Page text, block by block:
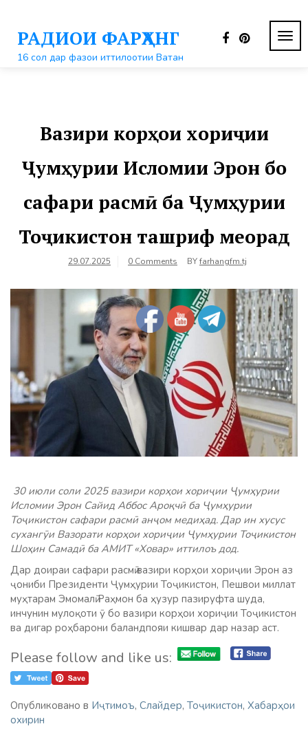
контентуРАДИОИ ФАРҲАНГ
16 сол дар фазои иттилоотии Ватан
Вазири корҳои хориҷии
Ҷумҳурии Исломии Эрон бо
сафари расмӣ ба Ҷумҳурии
Тоҷикистон ташриф меорад
29.07.2025 0 Comments BYfarhangfm.tj
30 июли соли 2025 вазири корҳои хориҷии Ҷумҳурии
Исломии Эрон Сайид Аббос Ароқчӣ ба Ҷумҳурии
Тоҷикистон сафари расмӣ анҷом медиҳад. Дар ин хусус
сухангӯи Вазорати корҳои хориҷии Ҷумҳурии Тоҷикистон
Шоҳин Самадӣ ба АМИТ «Ховар» иттилоъ дод.
Дар доираи сафари расмӣ вазири корҳои хориҷии Эрон аз
ҷониби Президенти Ҷумҳурии Тоҷикистон, Пешвои миллат
муҳтарам Эмомалӣ Раҳмон ба ҳузур пазируфта шуда,
инчунин мулоқоти ӯ бо вазири корҳои хориҷии Тоҷикистон
ва дигар роҳбарони баландпояи кишвар дар назар аст.
Please follow and like us:
Опубликовано в Иҷтимоъ, Слайдер, Тоҷикистон, Хабарҳои
охирин